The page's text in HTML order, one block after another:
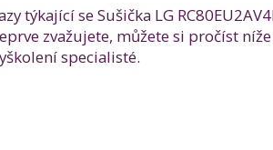
týkající se Sušička LG
zvažujete, můžete si pročíst
specialisté.